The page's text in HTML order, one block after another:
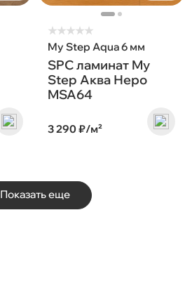
★★★★★
My Step Aqua 6 мм
SPC ламинат My
Step Аква Неро
MSA64
3 290 ₽/м²
Показать еще